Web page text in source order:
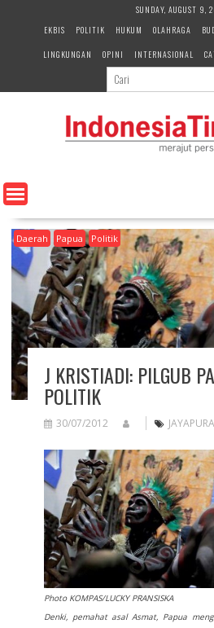
e
n
SUNDAY, AUGUST 9,
EKBIS
POLITIK HUKUM OLAHRAGA
LINGKUNGAN
OPINI INTERNASIONAL
Daerah Papua Politik
J KRISTIADI: PILGUB
POLITIK
30/07/2012 JAYAPURA
Photo KOMPAS/LUCKY PRANSISKA
Denki, pemahat asal Asmat, Papua